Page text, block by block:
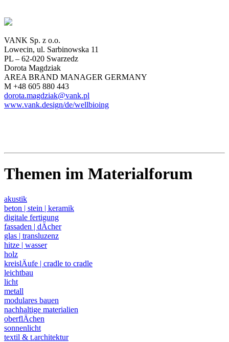
VANK Sp. z o.o.
Lowecin, ul. Sarbinowska 11
PL – 62-020 Swarzedz
Dorota Magdziak
AREA BRAND MANAGER GERMANY
M +48 605 880 443
dorota.magdziak@vank.pl
www.vank.design/de/wellbioing
Themen im Materialforum
akustik
beton | stein | keramik
digitale fertigung
fassaden | dÄcher
glas | transluzenz
hitze | wasser
holz
kreislÄufe | cradle to cradle
leichtbau
licht
metall
modulares bauen
nachhaltige materialien
oberflÄchen
sonnenlicht
textil & t.architektur